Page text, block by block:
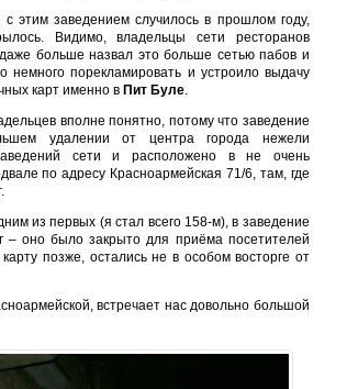
с этим заведением случилось в прошлом году,
Видимо, владельцы сети ресторанов
больше назвал это больше сетью пабов и
немного порекламировать и устроило выдачу
карт именно в Пит Буле.
вполне понятно, потому что заведение
удалении от центра города нежели
сети и расположено в не очень
по адресу Красноармейская 71/6, там, где
из первых (я стал всего 158-м), в заведение
– оно было закрыто для приёма посетителей
позже, остались не в особом восторге от
встречает нас довольно большой